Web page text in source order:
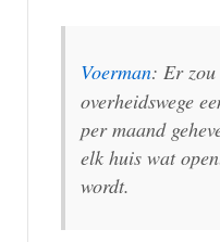
Voerman: Er
overheidswege
per maand
elk huis wat
wordt.